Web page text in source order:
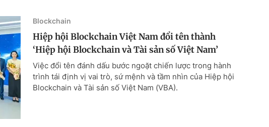
Blockchain
Hiệp hội Blockchain Việt Nam đổi tên thành
‘Hiệp hội Blockchain và Tài sản số Việt Nam’
Việc đổi tên đánh dấu bước ngoặt chiến lược trong hành
trình tái định vị vai trò, sứ mệnh và tầm nhìn của Hiệp hội
Blockchain và Tài sản số Việt Nam (VBA).